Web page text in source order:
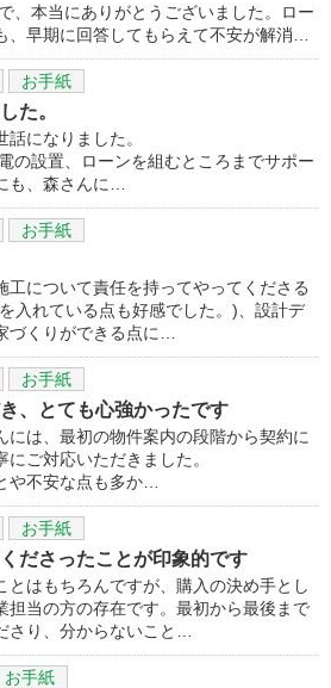
、本当にありがとうございました。ロー
、早期に回答してもらえて不安が解消…
お手紙
た。
になりました。
の設置、ローンを組むところまでサポー
も、森さんに…
お手紙
工について責任を持ってやってくださる
入れている点も好感でした。)、設計デ
づくりができる点に…
お手紙
、とても心強かったです
には、最初の物件案内の段階から契約に
ご対応いただきました。
や不安な点も多か…
お手紙
ださったことが印象的です
とはもちろんですが、購入の決め手とし
担当の方の存在です。最初から最後まで
さり、分からないこと…
お手紙